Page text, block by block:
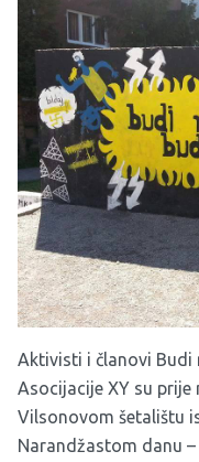
Aktivisti i članovi Budi
Asocijacije XY su prije
Vilsonovom šetalištu
Narandžastom danu